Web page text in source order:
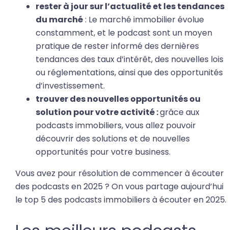
rester à jour sur l’actualité et les tendances
du marché: Le marché immobilier évolue
constamment, et le podcast sont un moyen
pratique de rester informé des dernières
tendances des taux d’intérêt, des nouvelles lois
ou réglementations, ainsi que des opportunités
d’investissement.
trouver des nouvelles opportunités ou
solution pour votre activité :grâce aux
podcasts immobiliers, vous allez pouvoir
découvrir des solutions et de nouvelles
opportunités pour votre business.
Vous avez pour résolution de commencer à écouter
des podcasts en 2025 ? On vous partage aujourd’hui
le top 5 des podcasts immobiliers à écouter en 2025.